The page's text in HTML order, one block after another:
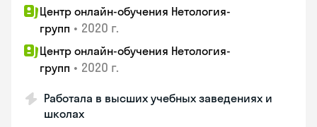
Центр онлайн-обучения Нетология-
групп • 2020 г.
Центр онлайн-обучения Нетология-
групп • 2020 г.
Работала в высших учебных заведениях и
школах